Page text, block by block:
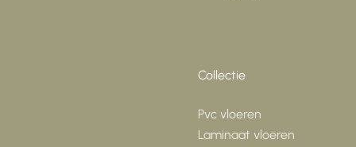
Collectie
Pvc vloeren
Laminaat vloeren